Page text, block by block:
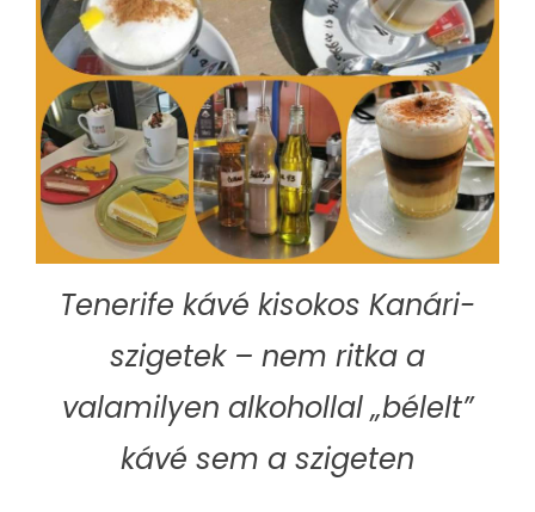
Tenerife kávé kisokos Kanári-
szigetek – nem ritka a
valamilyen alkohollal „bélelt”
kávé sem a szigeten